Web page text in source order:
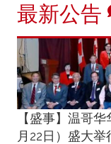
最新公告
【盛事】温哥
月22日）盛大举